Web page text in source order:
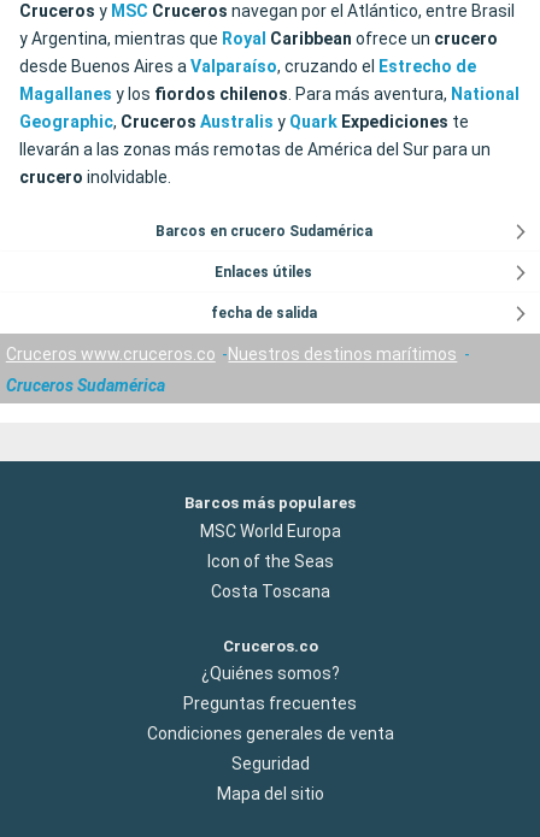
Cruceros y MSC Cruceros navegan por el Atlántico, entre Brasil
y Argentina, mientras que Royal Caribbean ofrece un crucero
desde Buenos Aires aValparaíso, cruzando el
Estrecho de
Magallanes y los fiordos chilenos. Para más aventura, National
Geographic, Cruceros Australis y Quark Expediciones te
llevarán a las zonas más remotas de América del Sur para un
crucero inolvidable.
Barcos en crucero Sudamérica
Enlaces útiles
fecha de salida
Cruceros www.cruceros.co
Nuestros destinos marítimos
Cruceros Sudamérica
Barcos más populares
MSC World Europa
Icon of the Seas
Costa Toscana
Cruceros.co
¿Quiénes somos?
Preguntas frecuentes
Condiciones generales de venta
Seguridad
Mapa del sitio